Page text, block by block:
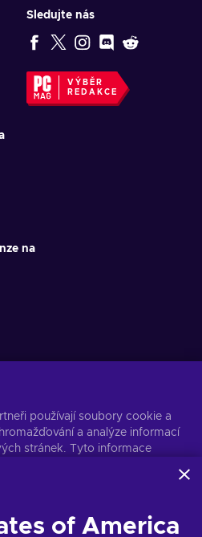
Sledujte nás
VÝBĚR
REDAKCE
na
her
Předplatit
Více informací naleznete v
používají soubory cookie a
a analýze informací
stránek. Tyto informace
mohou být také použity k
vše“ souhlasíte s používáním
Eneba a jejími partnery. Svůj
of America